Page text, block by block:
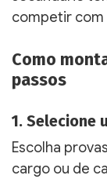
competir
Como
passos
1. Selecione
Escolha
cargo ou de